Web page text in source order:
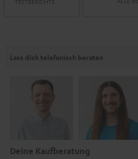
TESTBERICHTE
Lass dich telefonisch beraten
Deine Kaufberatung